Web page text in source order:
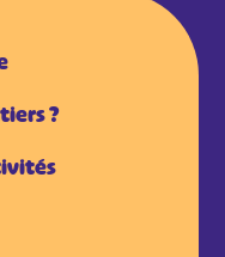
?